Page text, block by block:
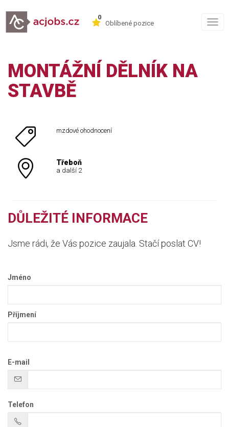
0
Oblíbené pozice
MONTÁŽNÍ DĚLNÍK NA
STAVBĚ
mzdové ohodnocení
Třeboň
a další 2
DŮLEŽITÉ INFORMACE
Jsme rádi, že Vás pozice zaujala. Stačí poslat CV!
Jméno
Příjmení
E-mail
Telefon